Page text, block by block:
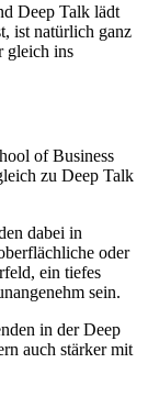
Deep Talk lädt
ist natürlich ganz
gleich ins
of Business
zu Deep Talk
dabei in
oder
ein tiefes
sein.
in der Deep
auch stärker mit